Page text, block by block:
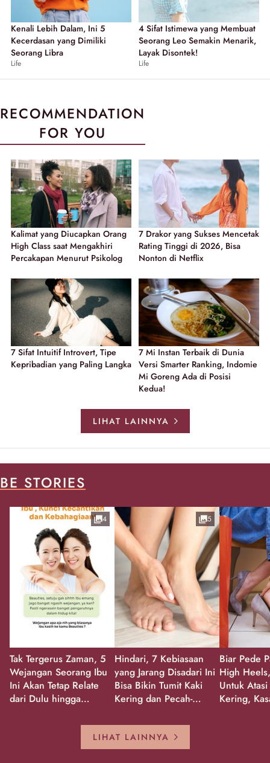
Kenali Lebih Dalam, Ini 5
Kecerdasan yang Dimiliki
Seorang Libra
Life
4 Sifat Istimewa yang Membuat
Seorang Leo Semakin Menarik,
Layak Disontek!
Life
RECOMMENDATION
FOR YOU
Kalimat yang Diucapkan Orang
High Class saat Mengakhiri
Percakapan Menurut Psikolog
7 Drakor yang Sukses Mencetak
Rating Tinggi di 2026, Bisa
Nonton di Netflix
7 Sifat Intuitif Introvert, Tipe
Kepribadian yang Paling Langka
7 Mi Instan Terbaik di Dunia
Versi Smarter Ranking, Indomie
Mi Goreng Ada di Posisi
Kedua!
LIHAT LAINNYA
BE STORIES
Tak Tergerus Zaman, 5
Wejangan Seorang Ibu
Ini Akan Tetap Relate
dari Dulu hingga
4
Hindari, 7 Kebiasaan
yang Jarang Disadari Ini
Bisa Bikin Tumit Kaki
Kering dan Pecah-
5
Biar Pede
High
Untuk
Kering,
LIHAT LAINNYA